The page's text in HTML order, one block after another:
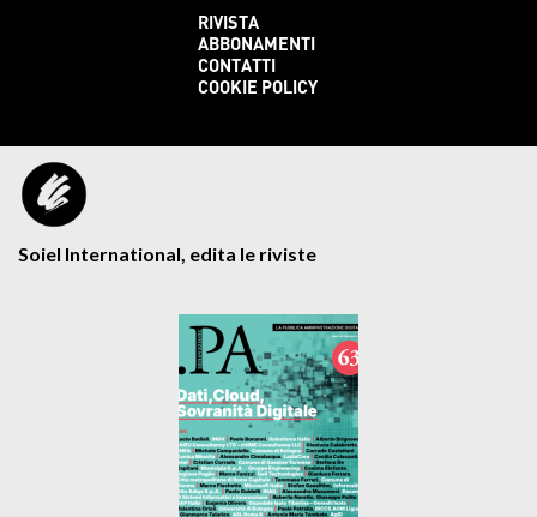
RIVISTA
ABBONAMENTI
CONTATTI
COOKIE POLICY
Soiel International, edita le riviste